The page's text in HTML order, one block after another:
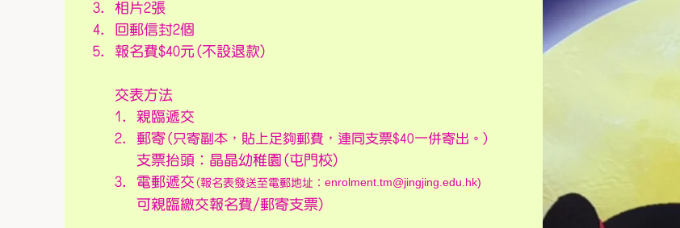
相片2張
回郵信封2個
報名費$40元(不設退款)
交表方法
1. 親臨遞交
2. 郵寄(只寄副本，貼上足夠郵費，連同支票$40一併寄出。)
支票抬頭︰晶晶幼稚園(屯門校)
3. 電郵遞交 (報名表發送至電郵地址︰ enrolment.tm@jingjing.edu.hk)
可親臨繳交報名費/郵寄支票)